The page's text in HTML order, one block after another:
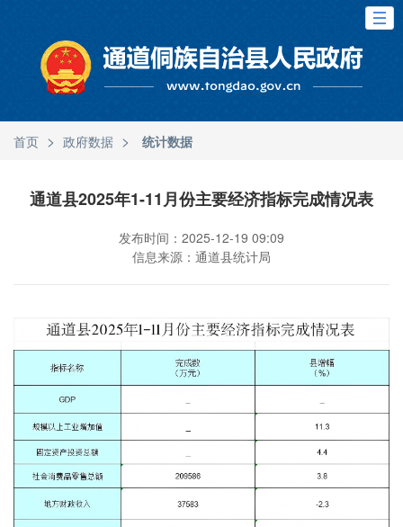
首页 > 政府数据 > 统计数据
通道县2025年1-11月份主要经济指标完成情况表
发布时间：2025-12-19 09:09
信息来源：通道县统计局